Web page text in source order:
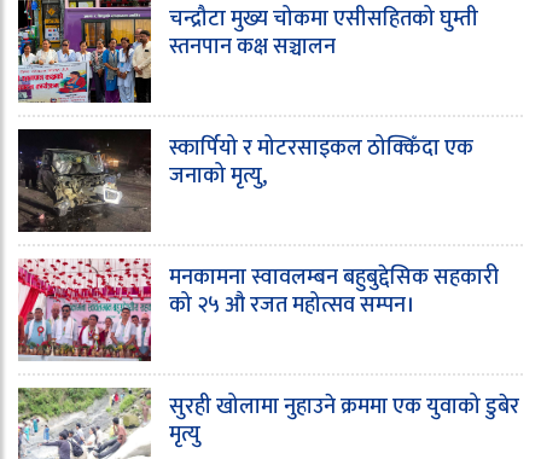
चन्द्रौटा मुख्य चोकमा एसीसहितको घुम्ती
स्तनपान कक्ष सञ्चालन
स्कार्पियो र मोटरसाइकल ठोक्किँदा एक
जनाको मृत्यु,
मनकामना स्वावलम्बन बहुबुद्देसिक सहकारी
को २५ औ रजत महोत्सव सम्पन।
सुरही खोलामा नुहाउने क्रममा एक युवाको डुबेर
मृत्यु